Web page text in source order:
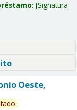
Signatura
Oeste,
.